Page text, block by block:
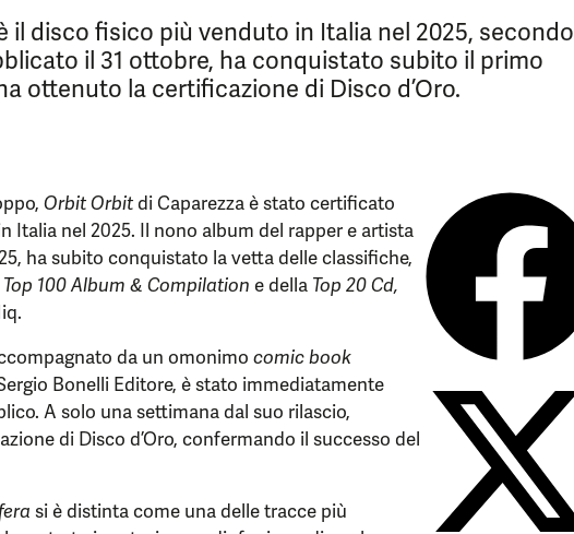
il disco fisico più venduto in Italia nel 2025, secondo
il 31 ottobre, ha conquistato subito il primo
ottenuto la certificazione di Disco d’Oro.
Orbit Orbitdi Caparezza è stato certificato
Italia nel 2025. Il nono album del rapper e artista
ha subito conquistato la vetta delle classifiche,
Top 100 Album & Compilation e della Top 20 Cd,
da un omonimo comic book
Bonelli Editore, è stato immediatamente
A solo una settimana dal suo rilascio,
di Disco d’Oro, confermando il successo del
si è distinta come una delle tracce più